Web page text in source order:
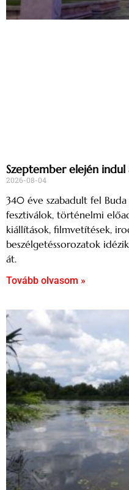
Szeptember elején indul
2026-08-04
340 éve szabadult fel
fesztiválok, történelmi
kiállítások, filmvetítések,
beszélgetéssorozatok
át.
Tovább olvasom »